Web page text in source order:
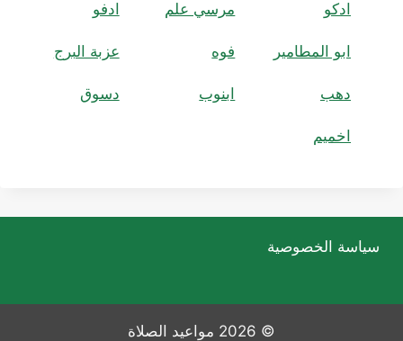
ادكو مرسي علم ادفو
ابو المطامير فوه عزبة البرج
دهب ابنوب دسوق
اخميم
سياسة الخصوصية
© 2026 مواعيد الصلاة